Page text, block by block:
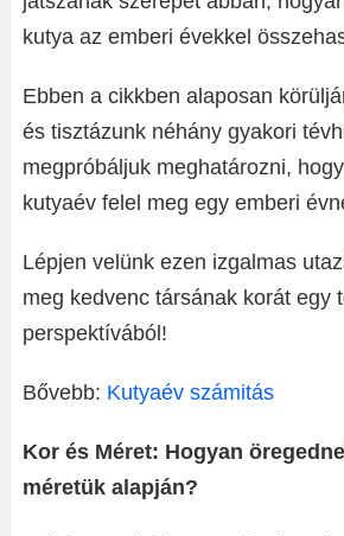
kutya az emberi évekkel
Ebben a cikkben alaposan
és tisztázunk néhány gyakori
megpróbáljuk meghatározni,
kutyaév felel meg egy emberi
Lépjen velünk ezen izgalmas
meg kedvenc társának korát egy
perspektívából!
Bővebb: Kutyaév számitás
Kor és Méret: Hogyan
méretük alapján?